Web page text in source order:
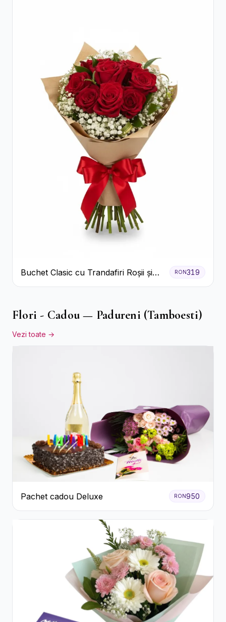
Buchet Clasic cu Trandafiri Roșii și
Gypsophila
RON319
Flori - Cadou — Padureni (Tamboesti)
Vezi toate →
Pachet cadou Deluxe RON950